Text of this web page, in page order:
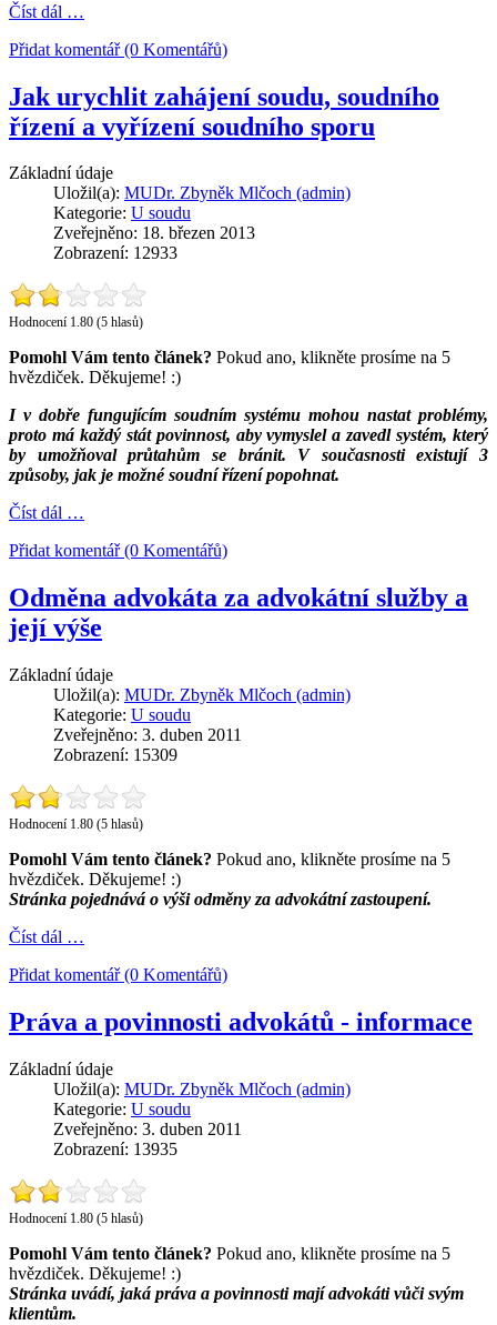
Číst dál …
Přidat komentář (0 Komentářů)
Jak urychlit zahájení soudu, soudního
řízení a vyřízení soudního sporu
Základní údaje
Uložil(a): MUDr. Zbyněk Mlčoch (admin)
Kategorie: U soudu
Zveřejněno: 18. březen 2013
Zobrazení: 12933
Hodnocení 1.80 (5 hlasů)
Pomohl Vám tento článek? Pokud ano, klikněte prosíme na 5
hvězdiček. Děkujeme! :)
I v dobře fungujícím soudním systému mohou nastat problémy,
proto má každý stát povinnost, aby vymyslel a zavedl systém, který
by umožňoval průtahům se bránit. V současnosti existují 3
způsoby, jak je možné soudní řízení popohnat.
Číst dál …
Přidat komentář (0 Komentářů)
Odměna advokáta za advokátní služby a
její výše
Základní údaje
Uložil(a): MUDr. Zbyněk Mlčoch (admin)
Kategorie: U soudu
Zveřejněno: 3. duben 2011
Zobrazení: 15309
Hodnocení 1.80 (5 hlasů)
Pomohl Vám tento článek? Pokud ano, klikněte prosíme na 5
hvězdiček. Děkujeme! :)
Stránka pojednává o výši odměny za advokátní zastoupení.
Číst dál …
Přidat komentář (0 Komentářů)
Práva a povinnosti advokátů - informace
Základní údaje
Uložil(a): MUDr. Zbyněk Mlčoch (admin)
Kategorie: U soudu
Zveřejněno: 3. duben 2011
Zobrazení: 13935
Hodnocení 1.80 (5 hlasů)
Pomohl Vám tento článek? Pokud ano, klikněte prosíme na 5
hvězdiček. Děkujeme! :)
Stránka uvádí, jaká práva a povinnosti mají advokáti vůči svým
klientům.